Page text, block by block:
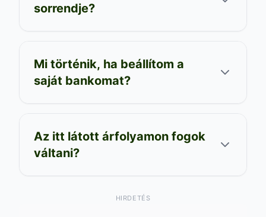
sorrendje?
Mi történik, ha beállítom a
saját bankomat?
Az itt látott árfolyamon fogok
váltani?
HIRDETÉS